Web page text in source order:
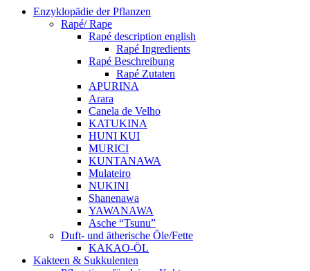
Enzyklopädie der Pflanzen
Rapé/ Rape
Rapé description english
Rapé Ingredients
Rapé Beschreibung
Rapé Zutaten
APURINA
Arara
Canela de Velho
KATUKINA
HUNI KUI
MURICI
KUNTANAWA
Mulateiro
NUKINI
Shanenawa
YAWANAWA
Asche “Tsunu”
Duft- und ätherische Öle/Fette
KAKAO-ÖL
Kakteen & Sukkulenten